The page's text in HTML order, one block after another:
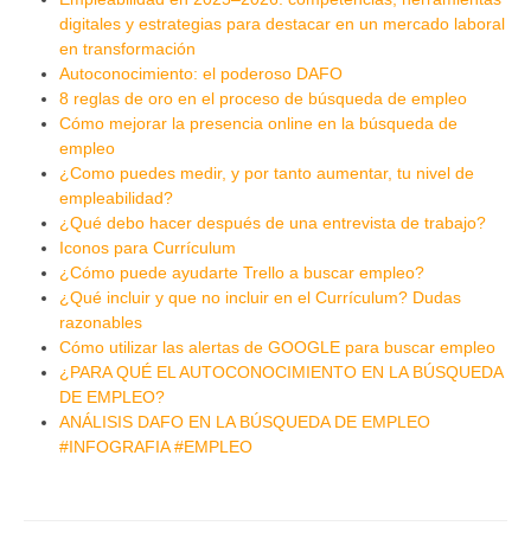
digitales y estrategias para destacar en un mercado laboral
en transformación
Autoconocimiento: el poderoso DAFO
8 reglas de oro en el proceso de búsqueda de empleo
Cómo mejorar la presencia online en la búsqueda de
empleo
¿Como puedes medir, y por tanto aumentar, tu nivel de
empleabilidad?
¿Qué debo hacer después de una entrevista de trabajo?
Iconos para Currículum
¿Cómo puede ayudarte Trello a buscar empleo?
¿Qué incluir y que no incluir en el Currículum? Dudas
razonables
Cómo utilizar las alertas de GOOGLE para buscar empleo
¿PARA QUÉ EL AUTOCONOCIMIENTO EN LA BÚSQUEDA
DE EMPLEO?
ANÁLISIS DAFO EN LA BÚSQUEDA DE EMPLEO
#INFOGRAFIA #EMPLEO